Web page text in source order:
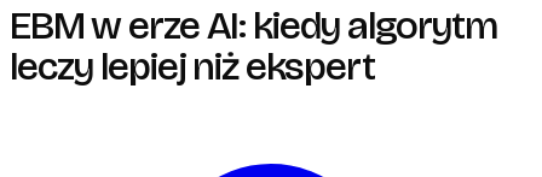
EBM w erze AI: kiedy algorytm
leczy lepiej niż ekspert